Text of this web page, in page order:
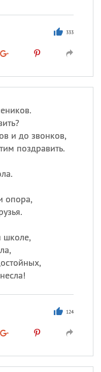
333
и до звонков,
поздравить.
опора,
школе,
124